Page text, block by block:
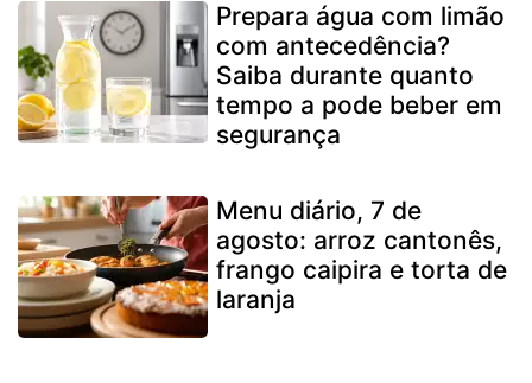
Prepara água com limão
com antecedência?
Saiba durante quanto
tempo a pode beber em
segurança
Menu diário, 7 de
agosto: arroz cantonês,
frango caipira e torta de
laranja